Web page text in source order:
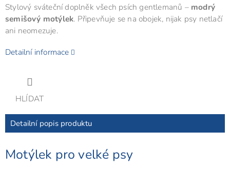
Stylový sváteční doplněk všech psích gentlemanů – modrý
semišový motýlek. Připevňuje se na obojek, nijak psy netlačí
ani neomezuje.
Detailní informace
HLÍDAT
Detailní popis produktu
Motýlek pro velké psy